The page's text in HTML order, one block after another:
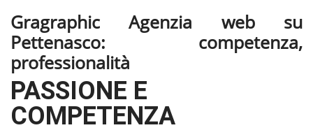
Gragraphic Agenzia web su
Pettenasco: competenza,
professionalità
PASSIONE E
COMPETENZA